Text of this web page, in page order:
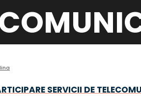
SERVICII DE